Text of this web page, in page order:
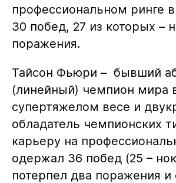
профессиональном ринге в
30 побед, 27 из которых –
поражения.
Тайсон Фьюри – бывший
(линейный) чемпион мира
супертяжелом весе и
обладатель чемпионских
карьеру на
одержал 36 побед (25 –
потерпел два поражения и